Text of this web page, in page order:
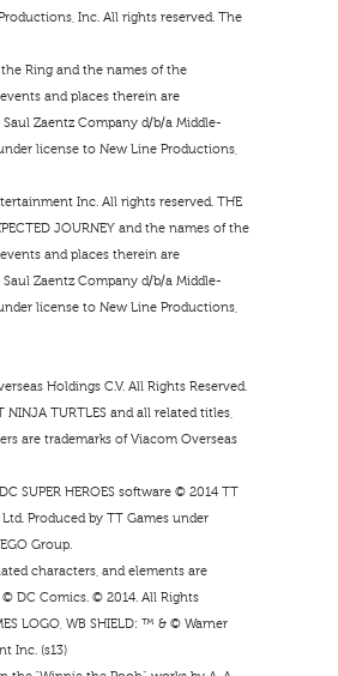
Inc. All rights reserved. The
Ring and the names of the
and places therein are
Zaentz Company d/b/a Middle-
license to New Line Productions,
Inc. All rights reserved. THE
JOURNEY and the names of the
and places therein are
Zaentz Company d/b/a Middle-
license to New Line Productions,
Holdings C.V. All Rights Reserved.
NINJA TURTLES and all related titles,
are trademarks of Viacom Overseas
SUPER HEROES software © 2014 TT
Produced by TT Games under
Group.
characters, and elements are
DC Comics. © 2014. All Rights
LOGO, WB SHIELD: ™ & © Warner
Inc. (s13)